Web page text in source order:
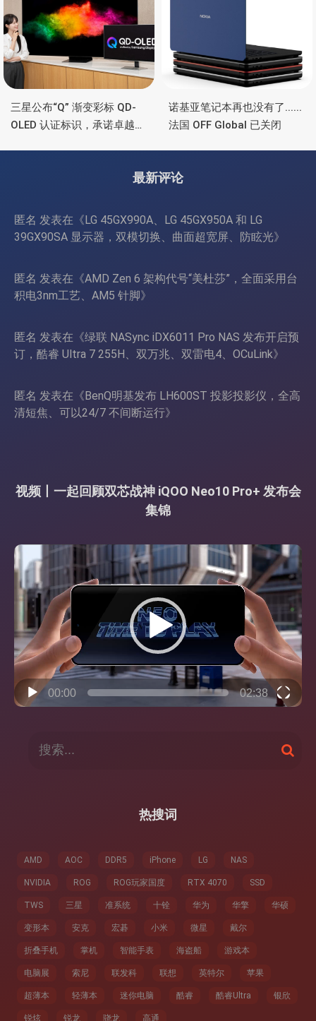
三星公布“Q” 渐变彩标 QD-
OLED 认证标识，承诺卓越显
诺基亚笔记本再也没有了......
法国 OFF Global 已关闭
最新评论
匿名 发表在《 LG 45GX990A、LG 45GX950A 和 LG
39GX90SA 显示器，双模切换、曲面超宽屏、防眩光》
匿名 发表在《AMD Zen 6 架构代号“美杜莎”，全面采用台
积电3nm工艺、AM5 针脚》
匿名 发表在《绿联 NASync iDX6011 Pro NAS 发布开启预
订，酷睿 Ultra 7 255H、双万兆、双雷电4、OCuLink》
匿名 发表在《 BenQ明基发布 LH600ST 投影投影仪，全高
清短焦、可以24/7 不间断运行》
视频丨一起回顾双芯战神 iQOO Neo10 Pro+ 发布会
集锦
视
频
播
放
器
00:00 02:38
搜
索
热搜词
AMD AOC DDR5 iPhone LG NAS
NVIDIA ROG ROG玩家国度 RTX 4070 SSD
TWS 三星 准系统 十铨 华为 华擎 华硕
变形本 安克 宏碁 小米 微星 戴尔
折叠手机 掌机 智能手表 海盗船 游戏本
电脑展 索尼 联发科 联想 英特尔 苹果
超薄本 轻薄本 迷你电脑 酷睿 酷睿Ultra 银欣
锐炫 锐龙 骁龙 高通